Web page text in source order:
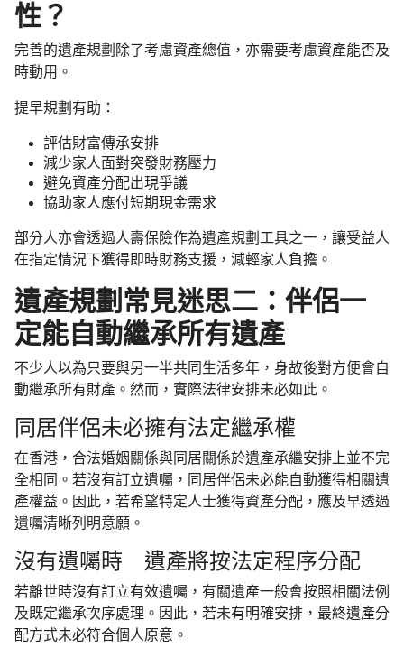
性？
完善的遺產規劃除了考慮資產總值，亦需要考慮資產能否及
時動用。
提早規劃有助：
評估財富傳承安排
減少家人面對突發財務壓力
避免資產分配出現爭議
協助家人應付短期現金需求
部分人亦會透過人壽保險作為遺產規劃工具之一，讓受益人
在指定情況下獲得即時財務支援，減輕家人負擔。
遺產規劃常見迷思二：伴侶一
定能自動繼承所有遺產
不少人以為只要與另一半共同生活多年，身故後對方便會自
動繼承所有財產。然而，實際法律安排未必如此。
同居伴侶未必擁有法定繼承權
在香港，合法婚姻關係與同居關係於遺產承繼安排上並不完
全相同。若沒有訂立遺囑，同居伴侶未必能自動獲得相關遺
產權益。因此，若希望特定人士獲得資產分配，應及早透過
遺囑清晰列明意願。
沒有遺囑時 遺產將按法定程序分配
若離世時沒有訂立有效遺囑，有關遺產一般會按照相關法例
及既定繼承次序處理。因此，若未有明確安排，最終遺產分
配方式未必符合個人原意。